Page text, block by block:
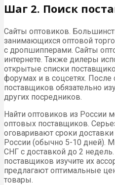
Шаг 2. Поиск
Сайты оптовиков.
занимающихся оптовой
с дропшипперами. Сайты
интернете. Также дилеры
открытые списки
форумах и в соцсетях. После
поставщиков обязательно
других посредников.
Найти оптовиков из России
оптовых поставщиков.
оговаривают сроки
России (обычно 5-10 дней).
СНГ с доставкой до 2
поставщиков изучите их
предлагают оптимальные
товары.